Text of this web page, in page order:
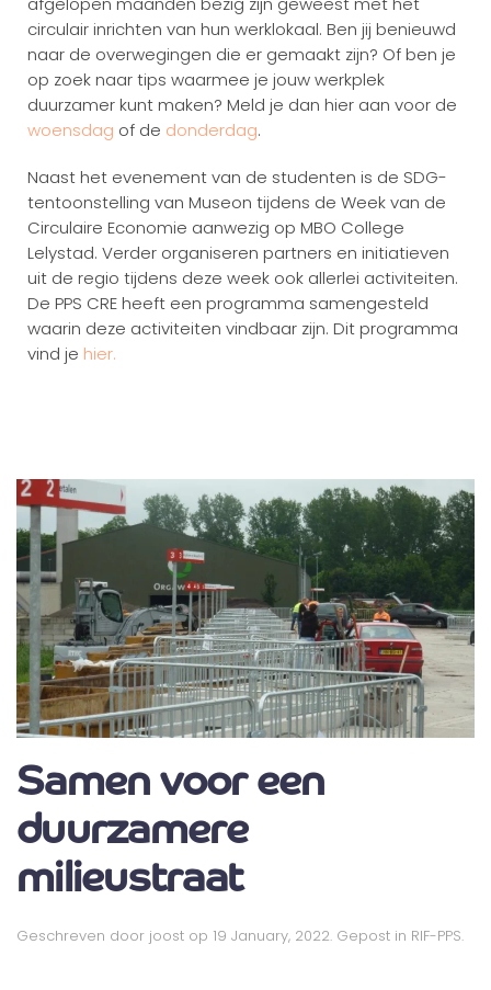
circulair inrichten van hun werklokaal. Ben jij benieuwd
naar de overwegingen die er gemaakt zijn? Of ben je
op zoek naar tips waarmee je jouw werkplek
duurzamer kunt maken? Meld je dan hier aan voor de
woensdag of de donderdag.
Naast het evenement van de studenten is de SDG-
tentoonstelling van Museon tijdens de Week van de
Circulaire Economie aanwezig op MBO College
Lelystad. Verder organiseren partners en initiatieven
uit de regio tijdens deze week ook allerlei activiteiten.
De PPS CRE heeft een programma samengesteld
waarin deze activiteiten vindbaar zijn. Dit programma
vind je hier.
Samen voor een
duurzamere
milieustraat
Geschreven door joost op 19 January, 2022. Gepost in RIF-PPS.